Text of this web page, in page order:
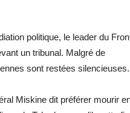
politique, le leader du
un tribunal. Malgré de
sont restées silencieuses.
Miskine dit préférer mourir